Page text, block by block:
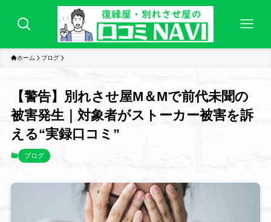
ホーム ブログ
【警告】別れさせ屋M＆Mで前代未聞の
被害発生｜対象者がストーカー被害を訴
える“実録口コミ”
ブログ